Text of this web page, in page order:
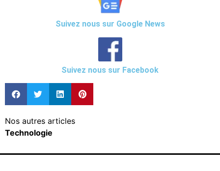
Suivez nous sur Google News
Suivez nous sur Facebook
Nos autres articles
Technologie